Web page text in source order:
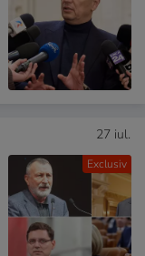
Exclusiv
27 iul.